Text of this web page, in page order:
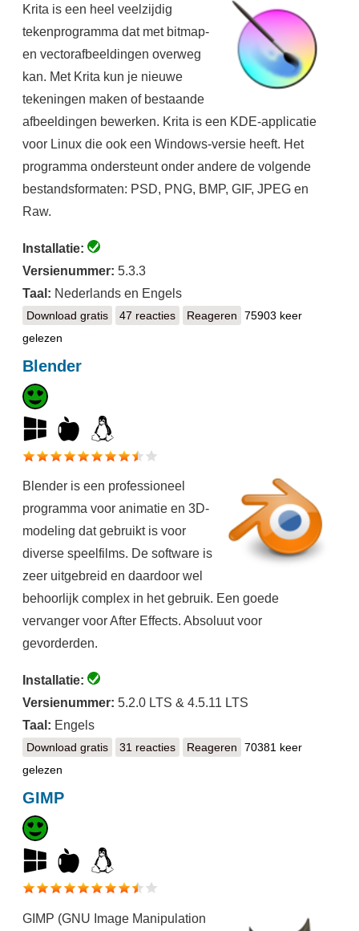
Krita is een heel veelzijdig
tekenprogramma dat met bitmap-
en vectorafbeeldingen overweg
kan. Met Krita kun je nieuwe
tekeningen maken of bestaande
afbeeldingen bewerken. Krita is een KDE-applicatie
voor Linux die ook een Windows-versie heeft. Het
programma ondersteunt onder andere de volgende
bestandsformaten: PSD, PNG, BMP, GIF, JPEG en
Raw.
Installatie:
Versienummer: 5.3.3
Taal: Nederlands en Engels
Download gratisKrita47 reacties Reageren
75903 keer
gelezen
Blender
Blender is een professioneel
programma voor animatie en 3D-
modeling dat gebruikt is voor
diverse speelfilms. De software is
zeer uitgebreid en daardoor wel
behoorlijk complex in het gebruik. Een goede
vervanger voor After Effects. Absoluut voor
gevorderden.
Installatie:
Versienummer: 5.2.0 LTS & 4.5.11 LTS
Taal: Engels
Download gratisBlender
31 reacties Reageren
70381 keer
gelezen
GIMP
GIMP (GNU Image Manipulation